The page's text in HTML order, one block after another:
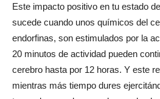
Este impacto positivo en tu estado
sucede cuando unos químicos del
endorfinas, son estimulados por la
20 minutos de actividad pueden
cerebro hasta por 12 horas. Y este
mientras más tiempo dures